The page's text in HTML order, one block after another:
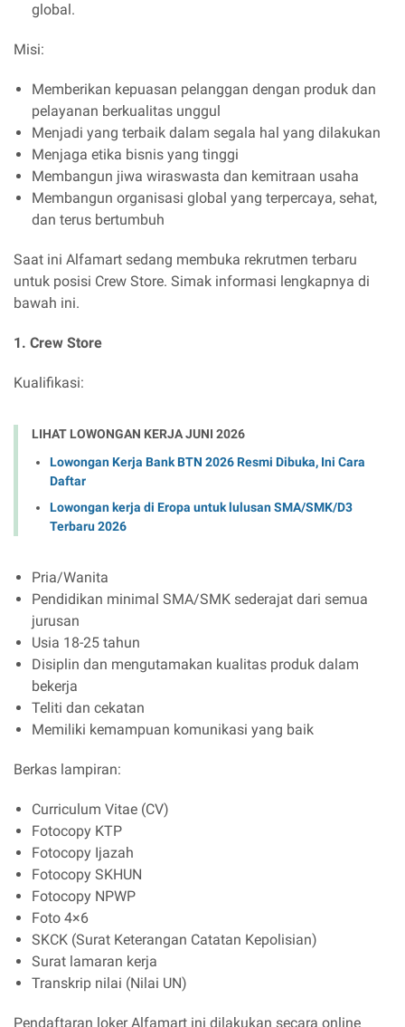
global.
Misi:
Memberikan kepuasan pelanggan dengan produk dan
pelayanan berkualitas unggul
Menjadi yang terbaik dalam segala hal yang dilakukan
Menjaga etika bisnis yang tinggi
Membangun jiwa wiraswasta dan kemitraan usaha
Membangun organisasi global yang terpercaya, sehat,
dan terus bertumbuh
Saat ini Alfamart sedang membuka rekrutmen terbaru
untuk posisi Crew Store. Simak informasi lengkapnya di
bawah ini.
1. Crew Store
Kualifikasi:
LIHAT LOWONGAN KERJA JUNI 2026
Lowongan Kerja Bank BTN 2026 Resmi Dibuka, Ini Cara
Daftar
Lowongan kerja di Eropa untuk lulusan SMA/SMK/D3
Terbaru 2026
Pria/Wanita
Pendidikan minimal SMA/SMK sederajat dari semua
jurusan
Usia 18-25 tahun
Disiplin dan mengutamakan kualitas produk dalam
bekerja
Teliti dan cekatan
Memiliki kemampuan komunikasi yang baik
Berkas lampiran:
Curriculum Vitae (CV)
Fotocopy KTP
Fotocopy Ijazah
Fotocopy SKHUN
Fotocopy NPWP
Foto 4×6
SKCK (Surat Keterangan Catatan Kepolisian)
Surat lamaran kerja
Transkrip nilai (Nilai UN)
Pendaftaran loker Alfamart ini dilakukan secara online